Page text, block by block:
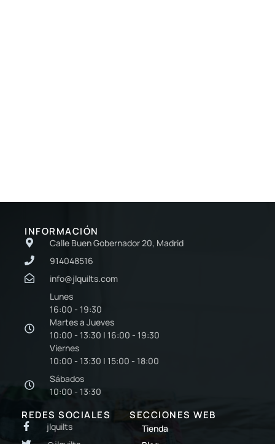
INFORMACIÓN
Calle Buen Gobernador 20, Madrid
914048516
info@jlquilts.com
Lunes
16:00 - 19:30
Martes a Jueves
10:00 - 13:30 | 16:00 - 19:30
Viernes
10:00 - 13:30 | 15:00 - 18:00
Sábados
10:00 - 13:30
REDES SOCIALES
jlquilts
SECCIONES WEB
Tienda